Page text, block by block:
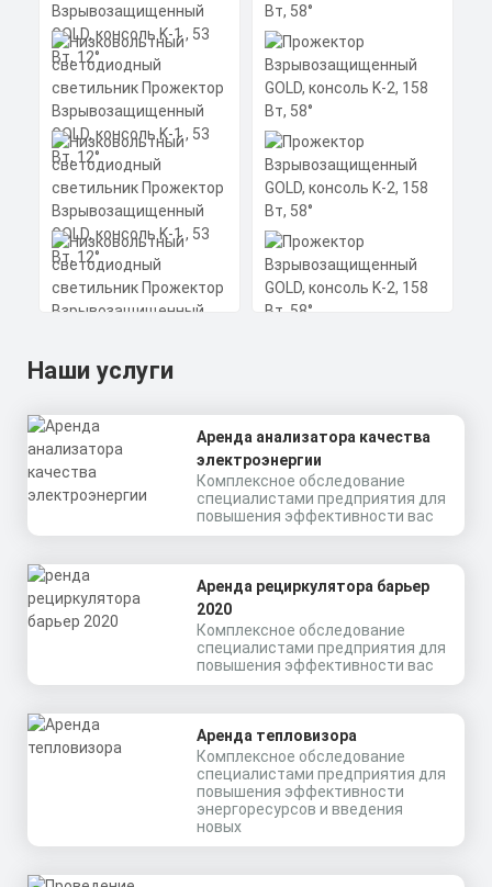
GOLD, консоль К-2, 124
Вт, 120°
Мощность: 124 Вт
Коэффициент мощности не менее:
Материал корпуса:
Экструдированный
алюминиевый профиль
(анодированный), рассеиватель
поликарбонат.
Цена по запросу
Заказать
Скачать
КП
светильник
Прожектор
GOLD, консоль K-1 , 53
Вт, 12°
Мощность: 53 Вт
Коэффициент мощности не менее:
0,95 cos
Экструдированный
силиконовой прокладкой.
Цена по запросу
Скачать
Взрывозащищенный
GOLD, консоль K-2, 158
Вт, 58°
Мощность: 158 Вт
Материал корпуса:
(анодированный), вторичная
оптика из акрила (ПММА) с
силиконовой прокладкой.
Цена по запросу
Заказать
Скачать
КП
Наши услуги
Аренда анализатора качества
электроэнергии
Комплексное обследование
специалистами предприятия для
повышения эффективности вас
Аренда рециркулятора барьер
2020
Комплексное обследование
специалистами предприятия для
повышения эффективности вас
Аренда тепловизора
Комплексное обследование
специалистами предприятия для
повышения эффективности
энергоресурсов и введения
новых